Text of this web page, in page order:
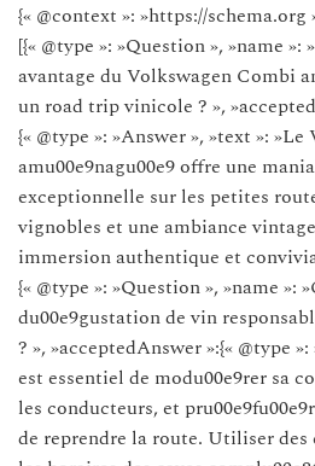
{« @context »: »https://
[{« @type »: »Question », »name
avantage du Volkswagen Combi
un road trip vinicole ? »,
{« @type »: »Answer », »text »:
amu00e9nagu00e9 offre une
exceptionnelle sur les petites
vignobles et une ambiance
immersion authentique et
{« @type »: »Question », »name »:
du00e9gustation de vin
? », »acceptedAnswer »:{« @type
est essentiel de modu00e9rer sa
les conducteurs, et
de reprendre la route. Utiliser